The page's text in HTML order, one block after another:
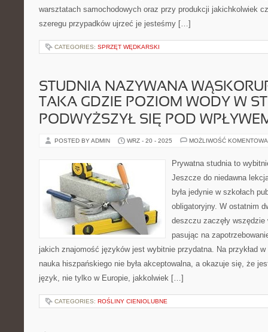
warsztatach samochodowych oraz przy produkcji jakichkolwiek
szeregu przypadków ujrzeć je jesteśmy […]
CATEGORIES: SPRZĘT WĘDKARSKI
STUDNIA NAZYWANA
TAKA GDZIE POZIOM WODY W
PODWYŻSZYŁ SIĘ POD
POSTED BY ADMIN WRZ - 20 - 2025 MOŻLIWOŚĆ
Prywatna studnia to
Jeszcze do niedawna
była jedynie w szkołach
obligatoryjny. W ostatnim
deszczu zaczęły
pasując na
jakich znajomość języków jest wybitnie przydatna. Na przykład
nauka hiszpańskiego nie była akceptowalna, a okazuje się, że
język, nie tylko w Europie, jakkolwiek […]
CATEGORIES: ROŚLINY CIENIOLUBNE